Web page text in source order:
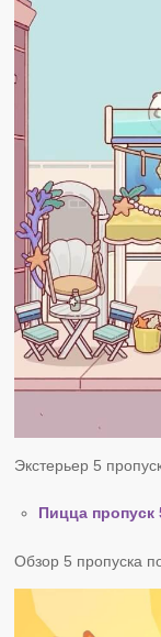
Экстерьер 5
Пицца
Обзор 5 пропуска